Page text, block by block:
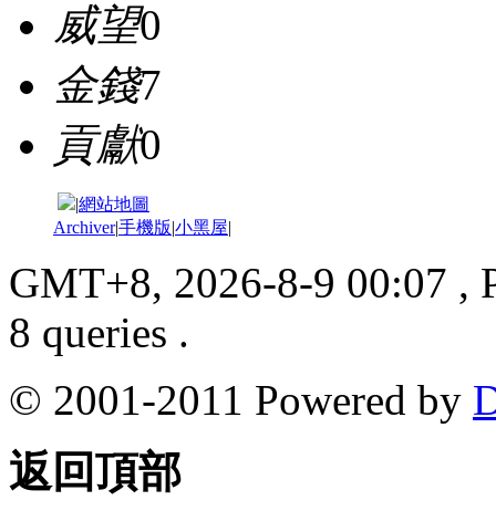
威望0
金錢7
貢獻0
|網站地圖
Archiver|手機版|小黑屋|
GMT+8, 2026-8-9 00:07 ,
8 queries .
© 2001-2011 Powered by
返回頂部